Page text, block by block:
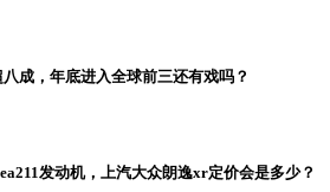
成，年底进入全球前三还有戏吗？
发动机，上汽大众朗逸xr定价会是多少？